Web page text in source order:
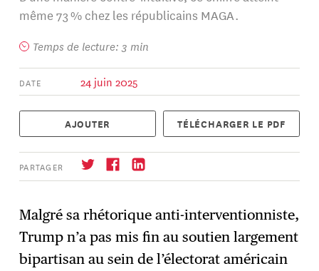
même 73 % chez les républicains MAGA.
Temps de lecture: 3 min
DATE 24 juin 2025
AJOUTER TÉLÉCHARGER LE PDF
PARTAGER
→ S'abonner
Malgré sa rhétorique anti-interventionniste,
Trump n’a pas mis fin au soutien largement
bipartisan au sein de l’électorat américain